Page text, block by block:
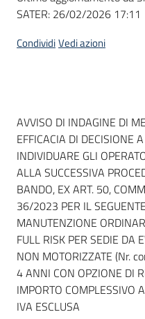
Supporto
English
site
Seguici
su
SATER: 26/02/2026 17:11
CondividiVedi azioni
Dati del bando
AVVISO DI INDAGINE DI
EFFICACIA DI DECISIONE
INDIVIDUARE GLI
ALLA SUCCESSIVA
BANDO, EX ART. 50,
36/2023 PER IL
MANUTENZIONE
FULL RISK PER SEDIE DA
NON MOTORIZZATE (Nr.
4 ANNI CON OPZIONE DI
IMPORTO COMPLESSIVO
IVA ESCLUSA